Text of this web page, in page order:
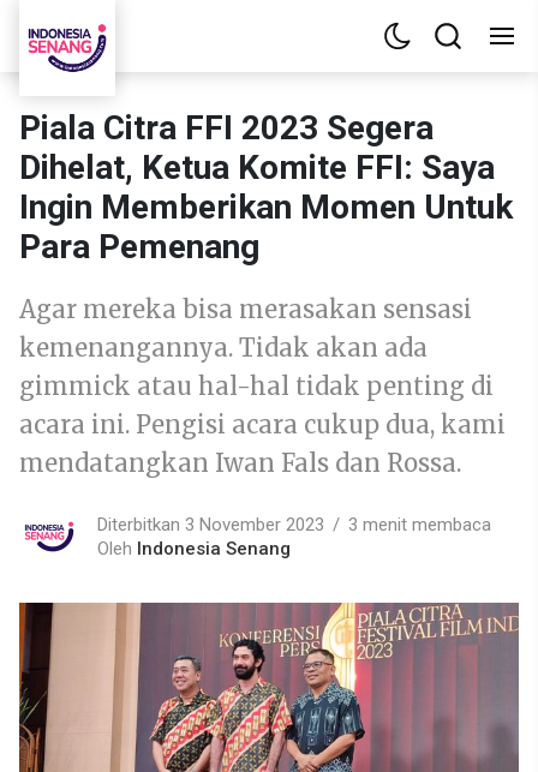
Piala Citra FFI 2023 Segera
Dihelat, Ketua Komite FFI: Saya
Ingin Memberikan Momen Untuk
Para Pemenang
Agar mereka bisa merasakan sensasi
kemenangannya. Tidak akan ada
gimmick atau hal-hal tidak penting di
acara ini. Pengisi acara cukup dua, kami
mendatangkan Iwan Fals dan Rossa.
Diterbitkan 3 November 2023
3 menit membaca
Oleh Indonesia Senang